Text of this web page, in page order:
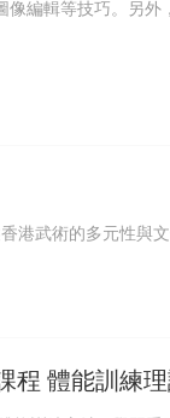
港武術的多元性與
體能訓練